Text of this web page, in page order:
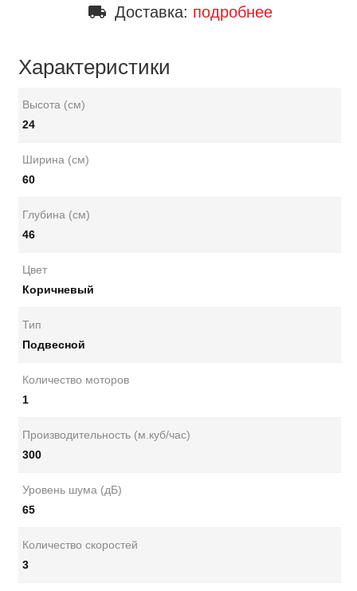
local_shipping Доставка: подробнее
Характеристики
Высота (см)
24
Ширина (см)
60
Глубина (см)
46
Цвет
Коричневый
Тип
Подвесной
Количество моторов
1
Производительность (м.куб/час)
300
Уровень шума (дБ)
65
Количество скоростей
3